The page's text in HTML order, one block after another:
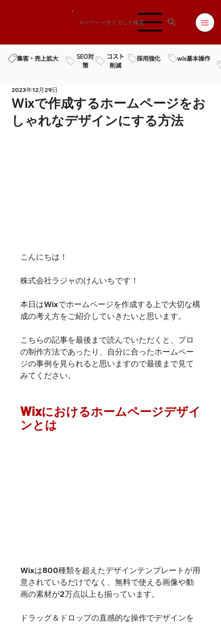
集客・売上拡大
SEO対
策
コスト
削減
採用強化 wix基本操作
Wixで作成するホームページをお
しゃれなデザインにする方法
2023年12月29日
こんにちは！
株式会社ラジャのけんいちです！
本日はWixでホームページを作成する上で大切な構
成の考え方をご紹介していきたいと思います。
こちらの記事を最後まで読んでいただくと、プロ
の制作方法であったり、自分に合ったホームペー
ジの事例を見られると思いますので最後まで見て
みてください。
Wixにおけるホームページデザイ
ンとは
Wixは800種類を超えたデザインテンプレートが用
意されているだけでなく、無料で使える画像や動
画の素材が2万点以上も揃っています。
ドラッグ＆ドロップの直感的な操作でデザインを